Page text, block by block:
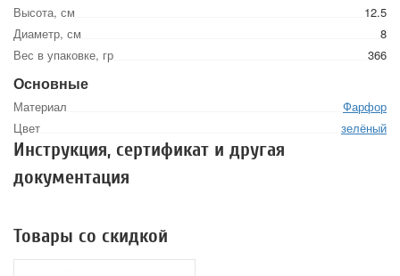
Высота, см
12.5
Диаметр, см
8
Вес в упаковке, гр
366
Основные
Материал
Фарфор
Цвет
зелёный
Инструкция, сертификат и другая
документация
Товары со скидкой